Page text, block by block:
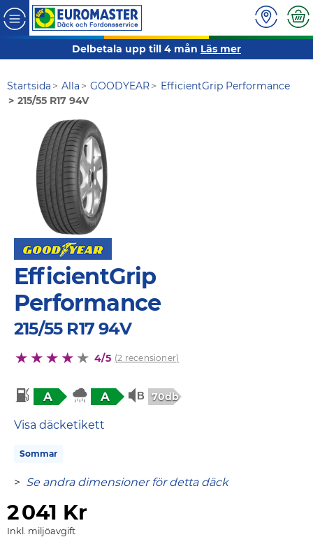
Delbetala upp till 4 mån Läs mer
Startsida Alla GOODYEAR
EfficientGrip Performance
215/55 R17 94V
EfficientGrip
Performance
215/55 R17 94V
4/5 (2 recensioner)
A A 70db
Visa däcketikett
Sommar
> Se andra dimensioner för detta däck
2041 Kr
Inkl. miljöavgift